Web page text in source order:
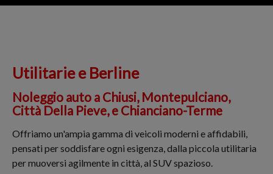
Utilitarie e Berline
Noleggio auto a Chiusi, Montepulciano,
Città Della Pieve, e Chianciano-Terme
Offriamo un'ampia gamma di veicoli moderni e affidabili,
pensati per soddisfare ogni esigenza, dalla piccola utilitaria
per muoversi agilmente in città, al SUV spazioso.